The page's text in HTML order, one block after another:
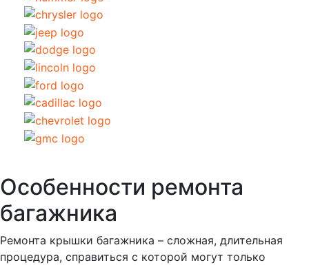
Особенности ремонта
багажника
Ремонта крышки багажника – сложная, длительная
процедура, справиться с которой могут только